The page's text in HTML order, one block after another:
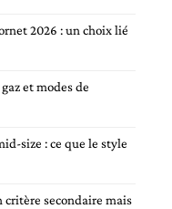
2026 : un choix lié
et modes de
size : ce que le style
critère secondaire mais